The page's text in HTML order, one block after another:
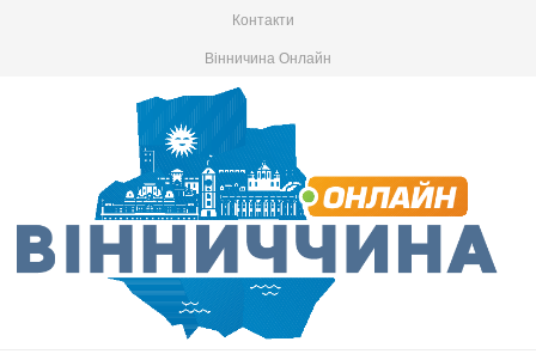
Контакти
Вінничина Онлайн